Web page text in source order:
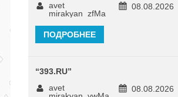
08.08.2026
avet
mirakyan_zfMa
ПОДРОБНЕЕ
“393.RU”
08.08.2026
avet